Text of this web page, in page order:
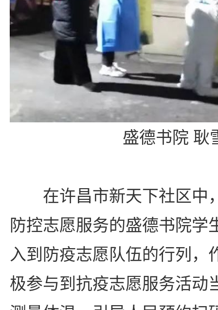
盛德书院 耿
在许昌市新天下社区中
防控志愿服务的盛德书院学
入到防疫志愿队伍的行列，
极参与到抗疫志愿服务活动